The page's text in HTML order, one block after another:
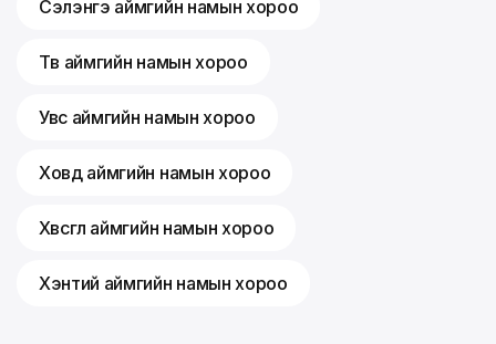
Сэлэнгэ аймгийн намын хороо
Төв аймгийн намын хороо
Увс аймгийн намын хороо
Ховд аймгийн намын хороо
Хөвсгөл аймгийн намын хороо
Хэнтий аймгийн намын хороо